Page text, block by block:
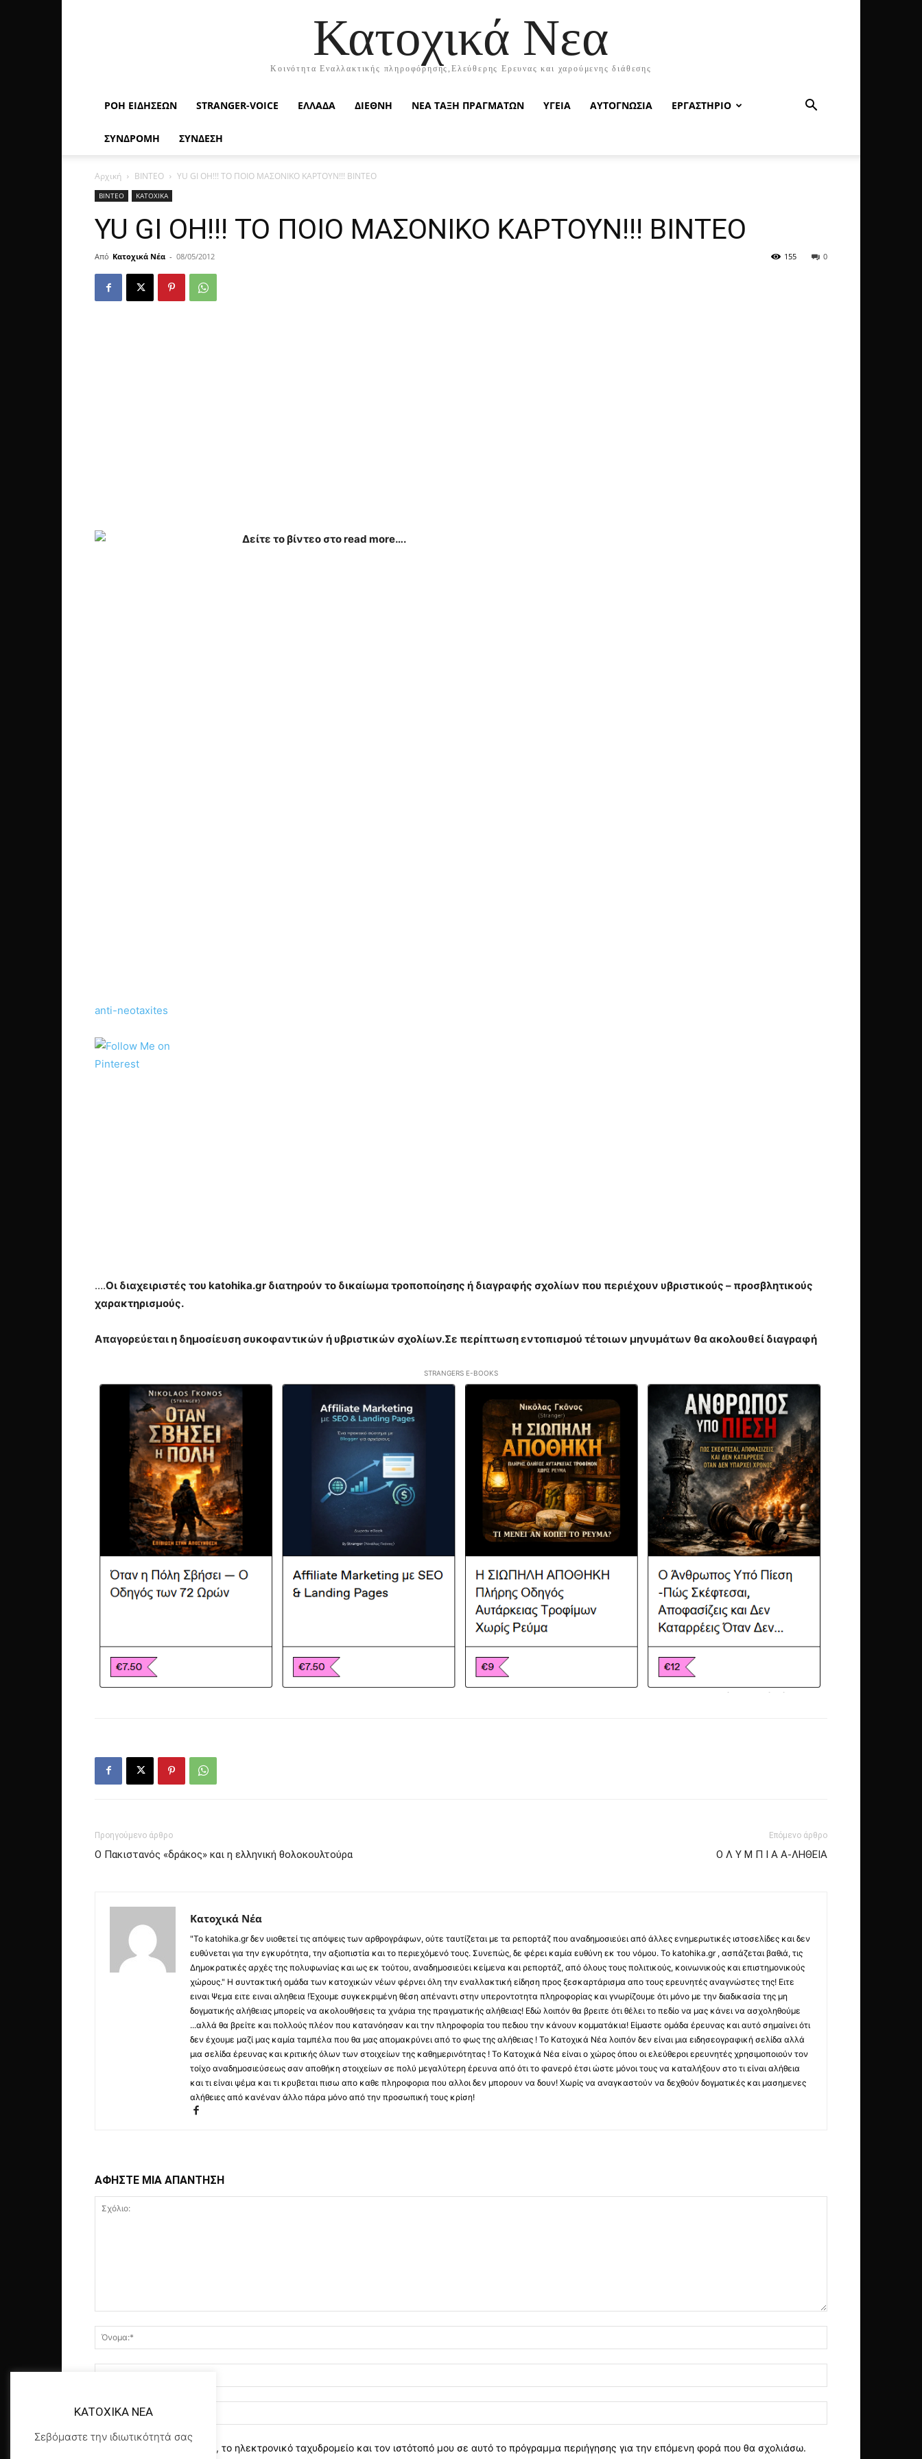
Κατοχικά Νεα
Κοινότητα Εναλλακτικής πληροφόρησης,Ελεύθερης Ερευνας και χαρούμενης διάθεσης
ΡΟΉ ΕΙΔΉΣΕΩΝ STRANGER-VOICE ΕΛΛΑΔΑ ΔΙΕΘΝΗ ΝΕΑ ΤΑΞΗ ΠΡΑΓΜΑΤΩΝ ΥΓΕΙΑ ΑΥΤΟΓΝΩΣΙΑ ΕΡΓΑΣΤΗΡΙΟ
ΣΥΝΔΡΟΜΗ ΣΥΝΔΕΣΗ
Αρχική ΒΙΝΤΕΟ YU GI OH!!! ΤΟ ΠΟΙΟ ΜΑΣΟΝΙΚΟ ΚΑΡΤΟΥΝ!!! ΒΙΝΤΕΟ
ΒΙΝΤΕΟ ΚΑΤΟΧΙΚΑ
YU GI OH!!! ΤΟ ΠΟΙΟ ΜΑΣΟΝΙΚΟ ΚΑΡΤΟΥΝ!!! ΒΙΝΤΕΟ
Από Κατοχικά Νέα - 08/05/2012 0
155
Δείτε το βίντεο στο read more….
anti-neotaxites
….Οι διαχειριστές του katohika.gr διατηρούν το δικαίωμα τροποποίησης ή διαγραφής σχολίων που περιέχουν υβριστικούς – προσβλητικούς
χαρακτηρισμούς.
Απαγορεύεται η δημοσίευση συκοφαντικών ή υβριστικών σχολίων.Σε περίπτωση εντοπισμού τέτοιων μηνυμάτων θα ακολουθεί διαγραφή
STRANGERS E-BOOKS
Προηγούμενο άρθρο
Ο Πακιστανός «δράκος» και η ελληνική θολοκουλτούρα
Επόμενο άρθρο
Ο Λ Υ Μ Π Ι Α Α-ΛΗΘΕΙΑ
Κατοχικά Νέα
"Το katohika.gr δεν υιοθετεί τις απόψεις των αρθρογράφων, ούτε ταυτίζεται με τα ρεπορτάζ που αναδημοσιεύει από άλλες ενημερωτικές ιστοσελίδες και δεν
ευθύνεται για την εγκυρότητα, την αξιοπιστία και το περιεχόμενό τους. Συνεπώς, δε φέρει καμία ευθύνη εκ του νόμου. Το katohika.gr , ασπάζεται βαθιά, τις
Δημοκρατικές αρχές της πολυφωνίας και ως εκ τούτου, αναδημοσιεύει κείμενα και ρεπορτάζ, από όλους τους πολιτικούς, κοινωνικούς και επιστημονικούς
χώρους." Η συντακτική ομάδα των κατοχικών νέων φέρνει όλη την εναλλακτική είδηση προς ξεσκαρτάρισμα απο τους ερευνητές αναγνώστες της! Ειτε
ειναι Ψεμα ειτε ειναι αληθεια !Έχουμε συγκεκριμένη θέση απέναντι στην υπεροντοτητα πληροφορίας και γνωρίζουμε ότι μόνο με την διαδικασία της μη
δογματικής αλήθειας μπορείς να ακολουθήσεις τα χνάρια της πραγματικής αλήθειας! Εδώ λοιπόν θα βρειτε ότι θέλει το πεδίο να μας κάνει να ασχοληθούμε
...αλλά θα βρείτε και πολλούς πλέον που κατανόησαν και την πληροφορία του πεδιου την κάνουν κομματάκια! Είμαστε ομάδα έρευνας και αυτό σημαίνει ότι
δεν έχουμε μαζί μας καμία ταμπέλα που θα μας απομακρύνει από το φως της αλήθειας ! Το Κατοχικά Νέα λοιπόν δεν είναι μια ειδησεογραφική σελίδα αλλά
μια σελίδα έρευνας και κριτικής όλων των στοιχείων της καθημερινότητας ! Το Κατοχικά Νέα είναι ο χώρος όπου οι ελεύθεροι ερευνητές χρησιμοποιούν τον
τοίχο αναδημοσιεύσεως σαν αποθήκη στοιχείων σε πολύ μεγαλύτερη έρευνα από ότι το φανερό έτσι ώστε μόνοι τους να καταλήξουν στο τι είναι αλήθεια
και τι είναι ψέμα και τι κρυβεται πισω απο καθε πληροφορια που αλλοι δεν μπορουν να δουν! Χωρίς να αναγκαστούν να δεχθούν δογματικές και μασημενες
αλήθειες από κανέναν άλλο πάρα μόνο από την προσωπική τους κρίση!
ΑΦΗΣΤΕ ΜΙΑ ΑΠΑΝΤΗΣΗ
αποθηκεύστε το όνομα, το ηλεκτρονικό ταχυδρομείο και τον ιστότοπό μου σε αυτό το πρόγραμμα περιήγησης για την επόμενη φορά που θα σχολιάσω.
KATOXIKA NEA
Σεβόμαστε την ιδιωτικότητά σας